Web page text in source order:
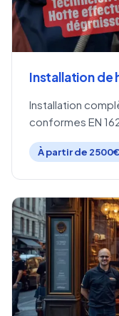
Installation de
Installation
conformes EN
À partir de